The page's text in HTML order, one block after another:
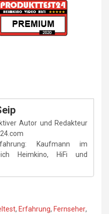
Autor und Redakteur
Kaufmann im
Heimkino, HiFi und
, Erfahrung, Fernseher,